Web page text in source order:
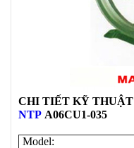
CHI TIẾT KỸ THUẬT
NTP A06CU1-035
Model: